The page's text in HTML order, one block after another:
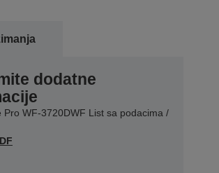
dodatne
Pro WF-3720DWF List sa podacima /